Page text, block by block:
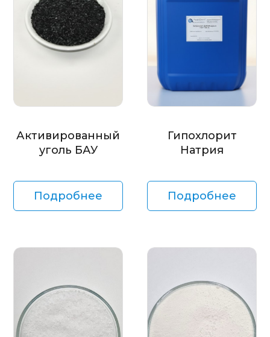
Активированный
уголь БАУ
Подробнее
Гипохлорит
Натрия
Подробнее